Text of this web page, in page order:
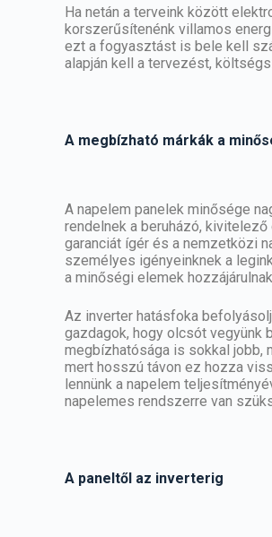
Ha netán a terveink között
korszerűsítenénk villamos
ezt a fogyasztást is bele kell
alapján kell a tervezést,
A megbízható márkák a
A napelem panelek minősége
rendelnek a beruházó,
garanciát ígér és a nemzetközi
személyes igényeinknek a
a minőségi elemek
Az inverter hatásfoka
gazdagok, hogy olcsót vegyünk
megbízhatósága is sokkal jobb,
mert hosszú távon ez hozza
lennünk a napelem
napelemes rendszerre van
A paneltől az inverterig